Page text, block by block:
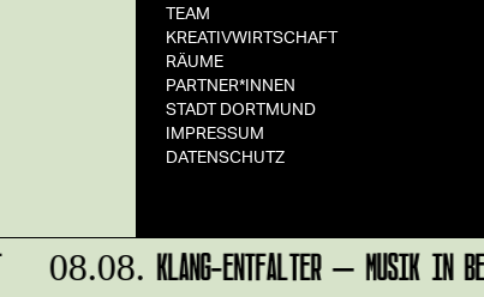
TEAM
KREATIVWIRTSCHAFT
RÄUME
PARTNER*INNEN
STADT DORTMUND
IMPRESSUM
DATENSCHUTZ
08.08.KLANG-ENTFALTER – MUSIK IN